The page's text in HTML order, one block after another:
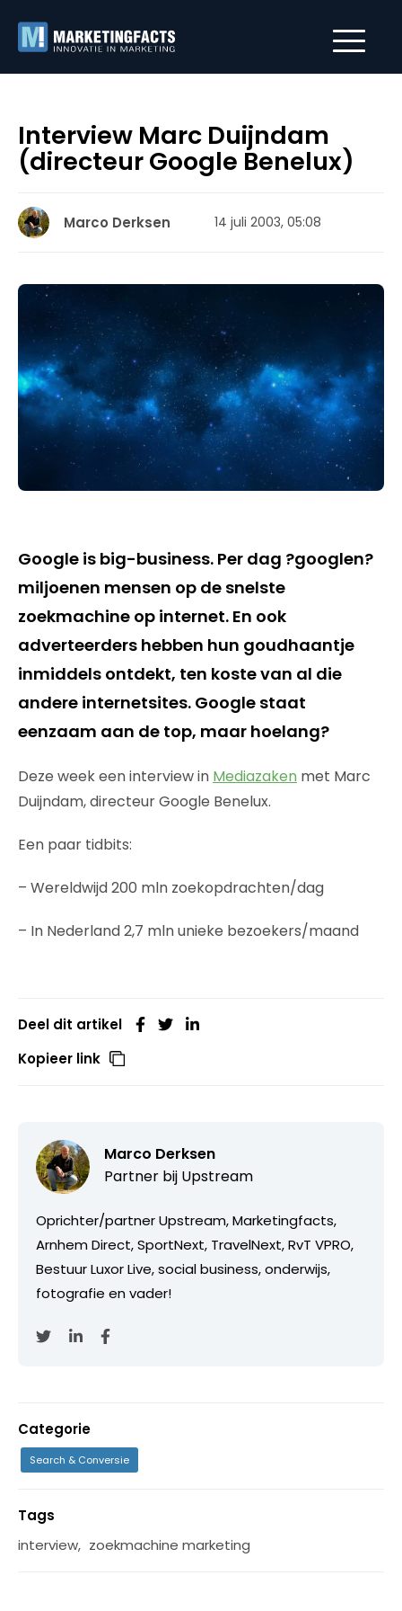
Interview Marc Duijndam
(directeur Google Benelux)
Marco Derksen 14 juli 2003, 05:08
Google is big-business. Per dag ?googlen?
miljoenen mensen op de snelste
zoekmachine op internet. En ook
adverteerders hebben hun goudhaantje
inmiddels ontdekt, ten koste van al die
andere internetsites. Google staat
eenzaam aan de top, maar hoelang?
Deze week een interview in Mediazaken met Marc
Duijndam, directeur Google Benelux.
Een paar tidbits:
– Wereldwijd 200 mln zoekopdrachten/dag
– In Nederland 2,7 mln unieke bezoekers/maand
Deel dit artikel
Kopieer link
Marco Derksen
Partner bij Upstream
Oprichter/partner Upstream, Marketingfacts,
Arnhem Direct, SportNext, TravelNext, RvT VPRO,
Bestuur Luxor Live, social business, onderwijs,
fotografie en vader!
Categorie
Search & Conversie
Tags
interview, zoekmachine marketing